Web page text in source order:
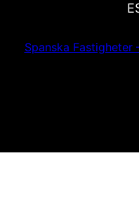
Spanska Fastigheter